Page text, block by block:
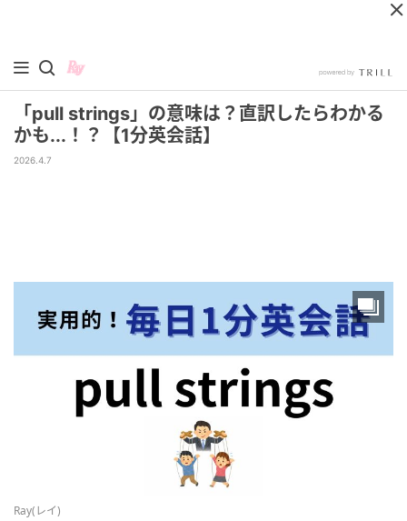
「pull strings」の意味は？直訳したらわかる
かも...！？【1分英会話】
2026.4.7
Ray(レイ)